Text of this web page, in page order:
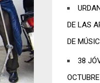
DE LAS
DE
38